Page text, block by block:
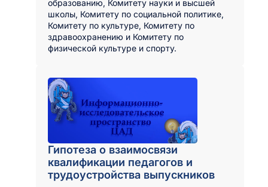
образованию, Комитету науки и высшей
школы, Комитету по социальной политике,
Комитету по культуре, Комитету по
здравоохранению и Комитету по
физической культуре и спорту.
Гипотеза о взаимосвязи
квалификации педагогов и
трудоустройства выпускников